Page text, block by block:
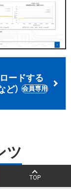
ードする
）
会員専用
ツ
TOP